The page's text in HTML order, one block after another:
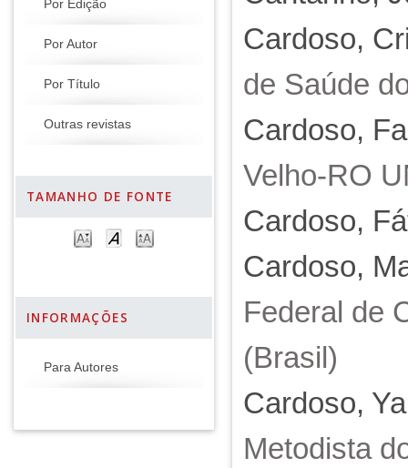
Por Edição
Por Autor
Por Título
Outras revistas
TAMANHO DE FONTE
INFORMAÇÕES
Para Autores
Cardoso,
de Saúde
Cardoso,
Velho-RO
Cardoso,
Cardoso,
Federal de
(Brasil)
Cardoso,
Metodista